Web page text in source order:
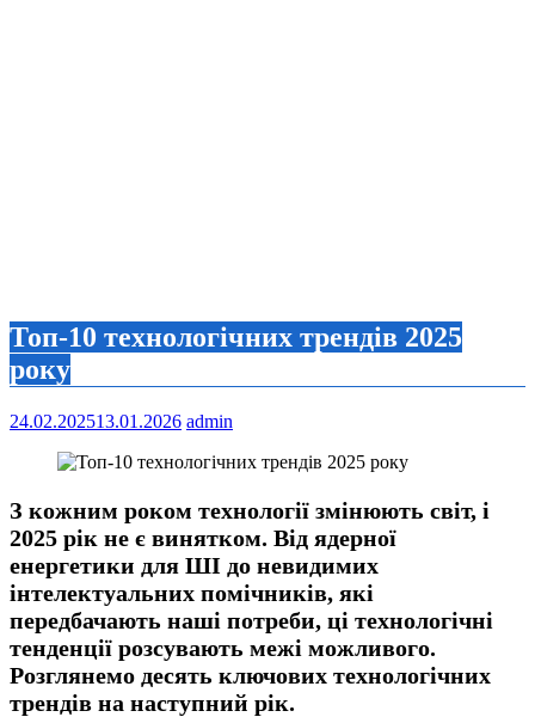
Топ-10 технологічних трендів 2025
року
24.02.202513.01.2026 admin
З кожним роком технології змінюють світ, і
2025 рік не є винятком. Від ядерної
енергетики для ШІ до невидимих
інтелектуальних помічників, які
передбачають наші потреби, ці технологічні
тенденції розсувають межі можливого.
Розглянемо десять ключових технологічних
трендів на наступний рік.